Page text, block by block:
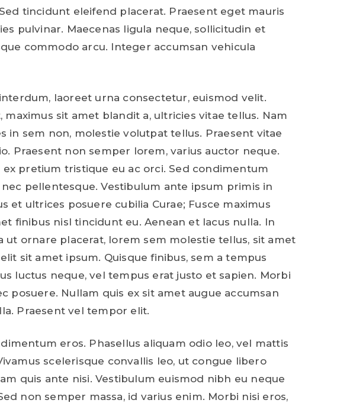
tincidunt eleifend placerat. Praesent eget mauris
pulvinar. Maecenas ligula neque, sollicitudin et
commodo arcu. Integer accumsan vehicula
laoreet urna consectetur, euismod velit.
maximus sit amet blandit a, ultricies vitae tellus. Nam
in sem non, molestie volutpat tellus. Praesent vitae
Praesent non semper lorem, varius auctor neque.
ex pretium tristique eu ac orci. Sed condimentum
pellentesque. Vestibulum ante ipsum primis in
et ultrices posuere cubilia Curae; Fusce maximus
finibus nisl tincidunt eu. Aenean et lacus nulla. In
ut ornare placerat, lorem sem molestie tellus, sit amet
sit amet ipsum. Quisque finibus, sem a tempus
luctus neque, vel tempus erat justo et sapien. Morbi
posuere. Nullam quis ex sit amet augue accumsan
Praesent vel tempor elit.
eros. Phasellus aliquam odio leo, vel mattis
scelerisque convallis leo, ut congue libero
quis ante nisi. Vestibulum euismod nibh eu neque
non semper massa, id varius enim. Morbi nisi eros,